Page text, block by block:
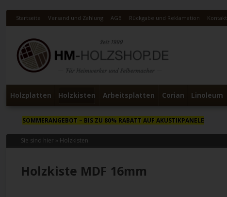
Startseite Versand und Zahlung AGB Rückgabe und Reklamation Kontakt
Holzplatten Holzkisten Arbeitsplatten Corian Linoleum
SOMMERANGEBOT– BIS ZU 80% RABATT AUF AKUSTIKPANELE
Sie sind hier » Holzkisten
Holzkiste MDF 16mm